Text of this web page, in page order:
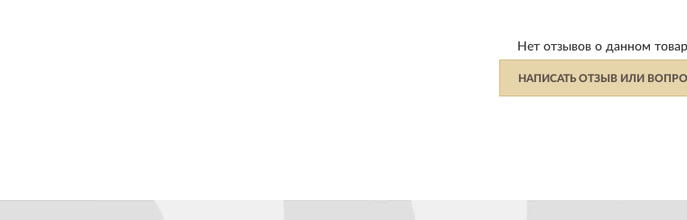
Нет отзывов о данном
НАПИСАТЬ ОТЗЫВ ИЛИ